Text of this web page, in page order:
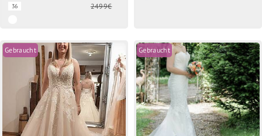
36
2499€
Gebraucht Gebraucht